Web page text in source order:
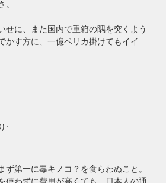
。
せに、また国内で重箱の隅を突くよう
かす方に、一億ペリカ掛けてもイイ
:
ず第一に毒キノコ？を食らわぬこと。